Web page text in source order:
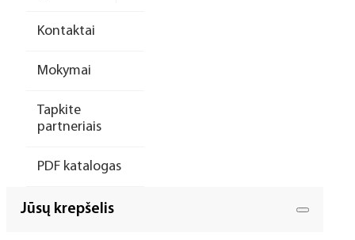
Kontaktai
Mokymai
Tapkite
partneriais
PDF katalogas
Jūsų krepšelis